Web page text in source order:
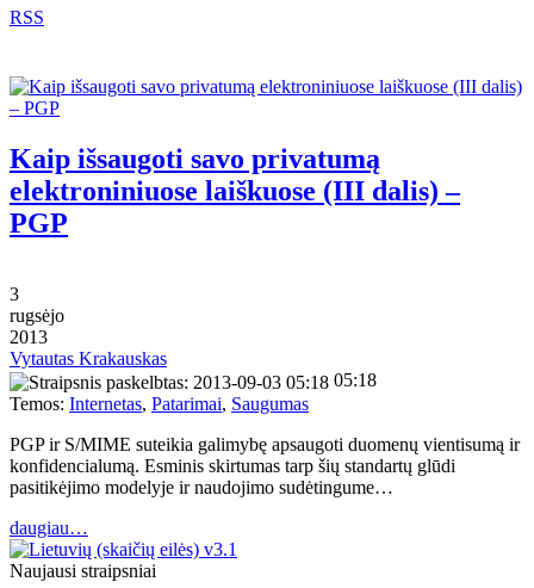
RSS
Kaip išsaugoti savo privatumą
elektroniniuose laiškuose (III dalis) –
PGP
3
rugsėjo
2013
Vytautas Krakauskas
05:18
Temos: Internetas, Patarimai, Saugumas
PGP ir S/MIME suteikia galimybę apsaugoti duomenų vientisumą ir
konfidencialumą. Esminis skirtumas tarp šių standartų glūdi
pasitikėjimo modelyje ir naudojimo sudėtingume…
daugiau…
Naujausi straipsniai